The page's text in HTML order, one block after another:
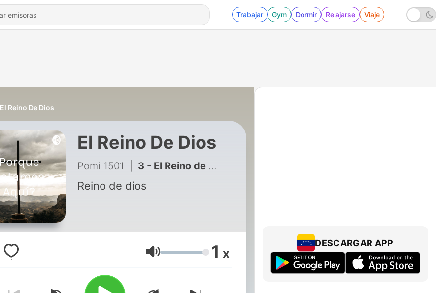
Trabajar Gym Dormir Relajarse Viaje
El Reino De Dios
El Reino De Dios
Pomi 1501 3 - El Reino de Dios
Reino de dios
Volumen 1 x
DESCARGAR APP